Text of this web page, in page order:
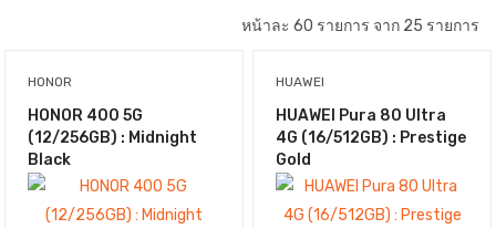
หน้าละ 60 รายการ จาก 25 รายการ
HONOR
HONOR 400 5G
(12/256GB) : Midnight
Black
HUAWEI
HUAWEI Pura 80 Ultra
4G (16/512GB) : Prestige
Gold